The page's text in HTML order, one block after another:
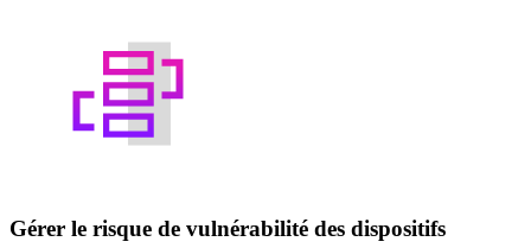
Gérer le risque de vulnérabilité des dispositifs